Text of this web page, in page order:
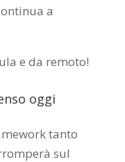
a
e da remoto!
oggi
tanto
sul